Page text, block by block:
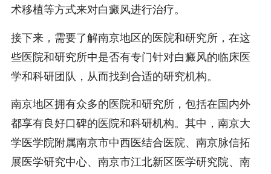
术移植等方式来对白癜风进行治疗。
接下来，需要了解南京地区的医院和研究所，在这
些医院和研究所中是否有专门针对白癜风的临床医
学和科研团队，从而找到合适的研究机构。
南京地区拥有众多的医院和研究所，包括在国内外
都享有良好口碑的医院和科研机构。其中，南京大
学医学院附属南京市中西医结合医院、南京脉信拓
展医学研究中心、南京市江北新区医学研究院、南